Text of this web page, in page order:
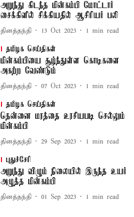
அறுந்து கிடந்த மின்கம்பி மோட்டார்
சைக்கிளில் சிக்கியதில் ஆசிரியர் பலி
தினத்தந்தி 13 Oct 2023 1 min read
தமிழக செய்திகள்
மின்கம்பியை சூழ்ந்துள்ள கொடிகளை
அகற்ற வேண்டும்
தினத்தந்தி 07 Oct 2023 1 min read
தமிழக செய்திகள்
தென்னை மரத்தை உரசியபடி செல்லும்
மின்கம்பி
தினத்தந்தி 29 Sep 2023 1 min read
புதுச்சேரி
அறுந்து விழும் நிலையில் இருந்த உயர்
அழுத்த மின்கம்பி
தினத்தந்தி 01 Sep 2023 1 min read